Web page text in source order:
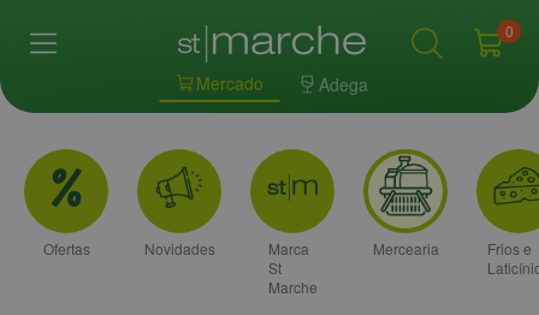
Mercado Adega
0
Ofertas Novidades
Marca
St
Marche
Mercearia
Frios e